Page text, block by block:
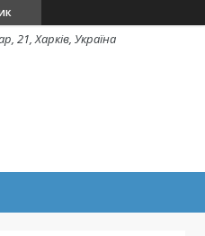
21, Харків, Україна